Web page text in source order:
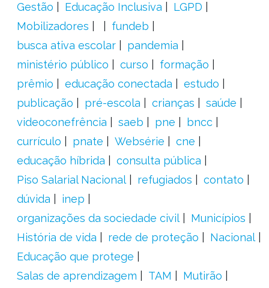
Gestão
Educação Inclusiva
LGPD
Mobilizadores
fundeb
busca ativa escolar
pandemia
ministério público
curso
formação
prêmio
educação conectada
estudo
publicação
pré-escola crianças
saúde
videoconefrência
saeb pne
bncc
currículo
pnate Websérie
cne
educação híbrida
consulta pública
Piso Salarial Nacional
refugiados
contato
dúvida
inep
organizações da sociedade civil
Municípios
História de vida
rede de proteção
Nacional
Educação que protege
Salas de aprendizagem
TAM
Mutirão